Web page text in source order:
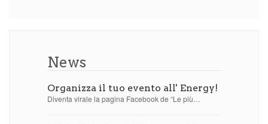
News
Organizza il tuo evento all' Energy!
Diventa virale la pagina Facebook de “Le più…